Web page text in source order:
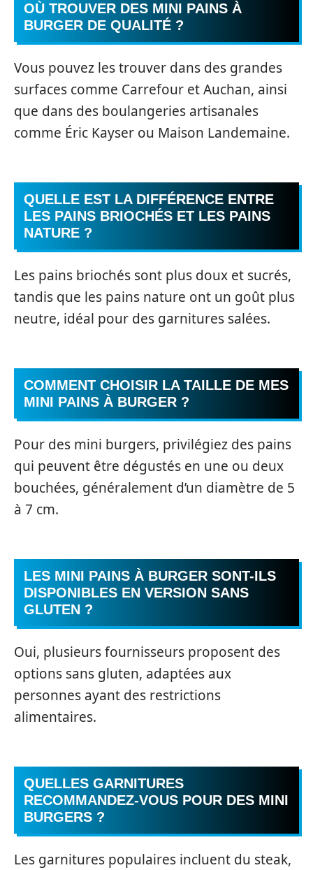
OÙ TROUVER DES MINI PAINS À
BURGER DE QUALITÉ ?
Vous pouvez les trouver dans des grandes
surfaces comme Carrefour et Auchan, ainsi
que dans des boulangeries artisanales
comme Éric Kayser ou Maison Landemaine.
QUELLE EST LA DIFFÉRENCE ENTRE
LES PAINS BRIOCHÉS ET LES PAINS
NATURE ?
Les pains briochés sont plus doux et sucrés,
tandis que les pains nature ont un goût plus
neutre, idéal pour des garnitures salées.
COMMENT CHOISIR LA TAILLE DE MES
MINI PAINS À BURGER ?
Pour des mini burgers, privilégiez des pains
qui peuvent être dégustés en une ou deux
bouchées, généralement d’un diamètre de 5
à 7 cm.
LES MINI PAINS À BURGER SONT-ILS
DISPONIBLES EN VERSION SANS
GLUTEN ?
Oui, plusieurs fournisseurs proposent des
options sans gluten, adaptées aux
personnes ayant des restrictions
alimentaires.
QUELLES GARNITURES
RECOMMANDEZ-VOUS POUR DES MINI
BURGERS ?
Les garnitures populaires incluent du steak,